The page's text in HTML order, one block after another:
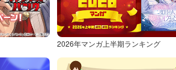
2026年マンガ上半期ランキング